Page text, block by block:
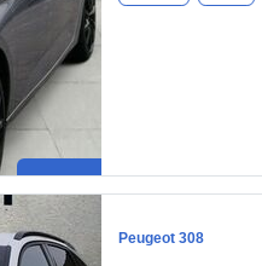
Peugeot 308